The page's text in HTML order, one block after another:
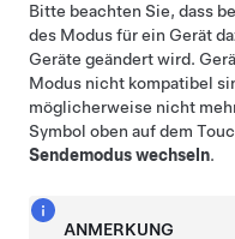
Bitte beachten Sie, dass
des Modus für ein Gerät
Geräte geändert wird.
Modus nicht kompatibel
möglicherweise nicht
Symbol oben auf dem
Sendemodus wechseln.
ANMERKUNG